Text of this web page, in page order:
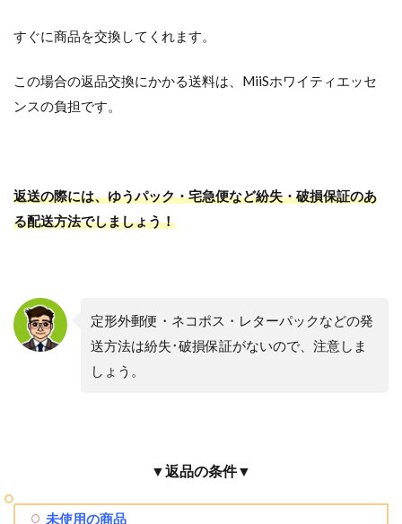
すぐに商品を交換してくれます。
この場合の返品交換にかかる送料は、MiiSホワイティエッセ
ンスの負担です。
返送の際には、ゆうパック・宅急便など紛失・破損保証のあ
る配送方法でしましょう！
定形外郵便・ネコポス・レターパックなどの発
送方法は紛失･破損保証がないので、注意しま
しょう。
▼返品の条件▼
未使用の商品